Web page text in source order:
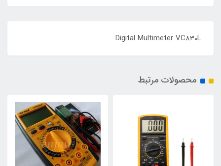
Digital Multimeter VC830L
محصولات مرتبط